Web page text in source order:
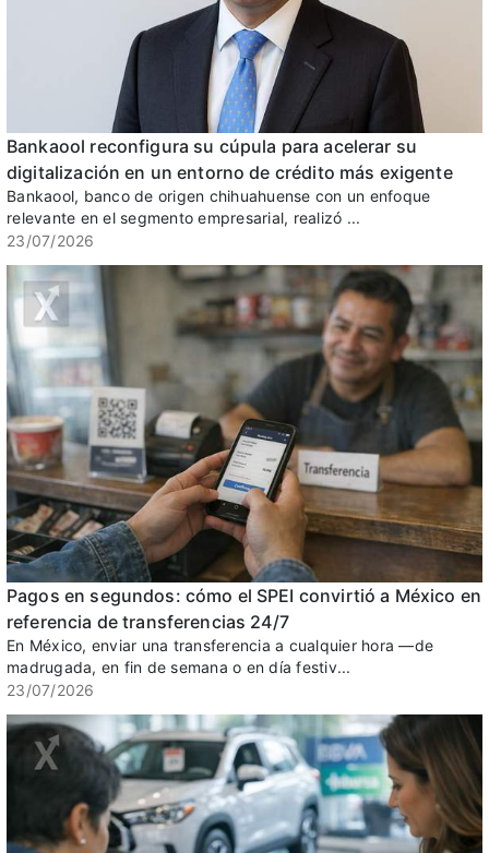
Bankaool reconfigura su cúpula para acelerar su
digitalización en un entorno de crédito más exigente
Bankaool, banco de origen chihuahuense con un enfoque
relevante en el segmento empresarial, realizó ...
23/07/2026
Pagos en segundos: cómo el SPEI convirtió a México en
referencia de transferencias 24/7
En México, enviar una transferencia a cualquier hora —de
madrugada, en fin de semana o en día festiv...
23/07/2026